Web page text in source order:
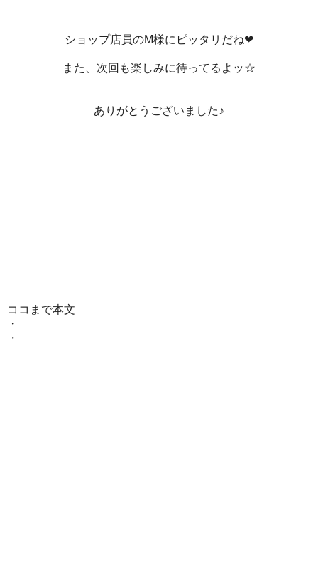
ショップ店員のM様にピッタリだね❤
また、次回も楽しみに待ってるよッ☆
ありがとうございました♪
ココまで本文
・
・